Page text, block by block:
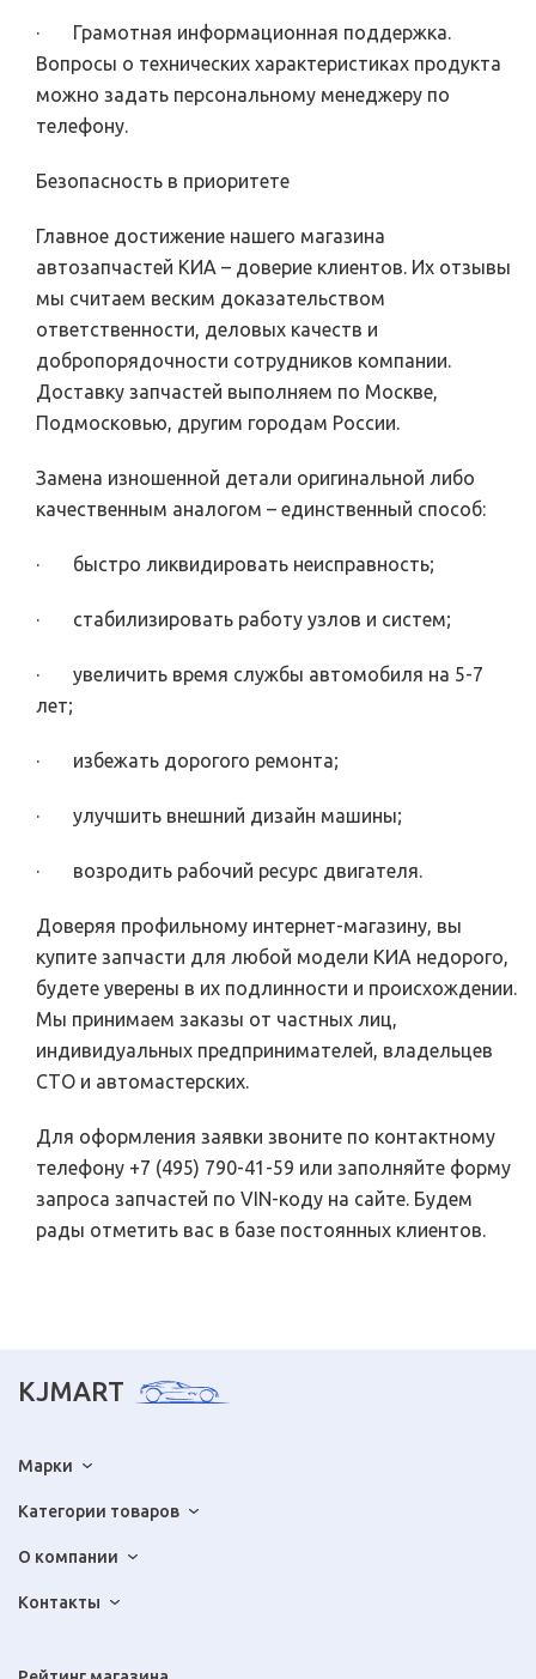
· Грамотная информационная поддержка.
Вопросы о технических характеристиках продукта
можно задать персональному менеджеру по
телефону.
Безопасность в приоритете
Главное достижение нашего магазина
автозапчастей КИА – доверие клиентов. Их отзывы
мы считаем веским доказательством
ответственности, деловых качеств и
добропорядочности сотрудников компании.
Доставку запчастей выполняем по Москве,
Подмосковью, другим городам России.
Замена изношенной детали оригинальной либо
качественным аналогом – единственный способ:
· быстро ликвидировать неисправность;
· стабилизировать работу узлов и систем;
· увеличить время службы автомобиля на 5-7
лет;
· избежать дорогого ремонта;
· улучшить внешний дизайн машины;
· возродить рабочий ресурс двигателя.
Доверяя профильному интернет-магазину, вы
купите запчасти для любой модели КИА недорого,
будете уверены в их подлинности и происхождении.
Мы принимаем заказы от частных лиц,
индивидуальных предпринимателей, владельцев
СТО и автомастерских.
Для оформления заявки звоните по контактному
телефону +7 (495) 790-41-59 или заполняйте форму
запроса запчастей по VIN-коду на сайте. Будем
рады отметить вас в базе постоянных клиентов.
KJMART
Марки
Категории товаров
О компании
Контакты